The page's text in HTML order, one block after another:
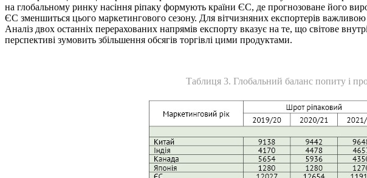
на глобальному ринку насіння ріпаку формують країни ЄС, де прогнозоване його
ЄС зменшиться цього маркетингового сезону. Для вітчизняних експортерів
Аналіз двох останніх перерахованих напрямів експорту вказує на те, що світове
перспективі зумовить збільшення обсягів торгівлі цими продуктами.
Таблиця 3. Глобальний баланс попиту і